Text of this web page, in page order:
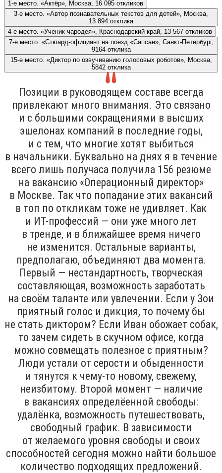
1-е место. «Актёр», Москва, 16 095 откликов
3-е место. «Автор познавательных текстов для детей», Москва,
13 894 отклика
4-е место. «Ученик чародея», Краснодарский край, 13 567 откликов
7-е место. «Стюард-официант на поезд «Сапсан», Санкт-Петербург,
9164 отклика
15-е место. «Диктор по озвучиванию голосовых роботов», Москва,
5842 отклика
Позиции в руководящем составе всегда
привлекают много внимания. Это связано
и с большими сокращениями в высших
эшелонах компаний в последние годы,
и с тем, что многие хотят выбиться
в начальники. Буквально на днях я в течение
всего лишь получаса получила 156 резюме
на вакансию «Операционный директор»
в Москве. Так что попадание этих вакансий
в топ по откликам тоже не удивляет. Как
и ИТ-профессий — они уже много лет
в тренде, и в ближайшее время ничего
не изменится. Остальные варианты,
предполагаю, объединяют два момента.
Первый — нестандартность, творческая
составляющая, возможность заработать
на своём таланте или увлечении. Если у Зои
приятный голос и дикция, то почему бы
не стать диктором? Если Иван обожает собак,
то зачем сидеть в скучном офисе, когда
можно совмещать полезное с приятным?
Люди устали от серости и обыденности
и тянутся к чему-то новому, свежему,
неизбитому. Второй момент — наличие
в вакансиях определёенной свободы:
удалёнка, возможность путешествовать,
свободный график. В зависимости
от желаемого уровня свободы и своих
способностей сегодня можно найти большое
количество подходящих предложений.